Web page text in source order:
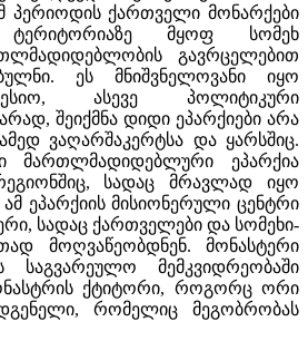
პერიოდის ქართველი მონარქები
მყოფ სომეხ
გავრცელებით
ეს მნიშვნელოვანი იყო
ასევე პოლიტიკური
შეიქმნა დიდი ეპარქიები არა
ვაღარშაკერტსა და ყარსშიც.
მართლმადიდებლური ეპარქია
სადაც მრავლად იყო
ეპარქიის მისიონერული ცენტრი
სადაც ქართველები და სომეხი-
მოღვაწეობდნენ. მონასტერი
საგვარეულო მემკვიდრეობაში
ქტიტორი, როგორც ორი
რომელიც მეგობრობას